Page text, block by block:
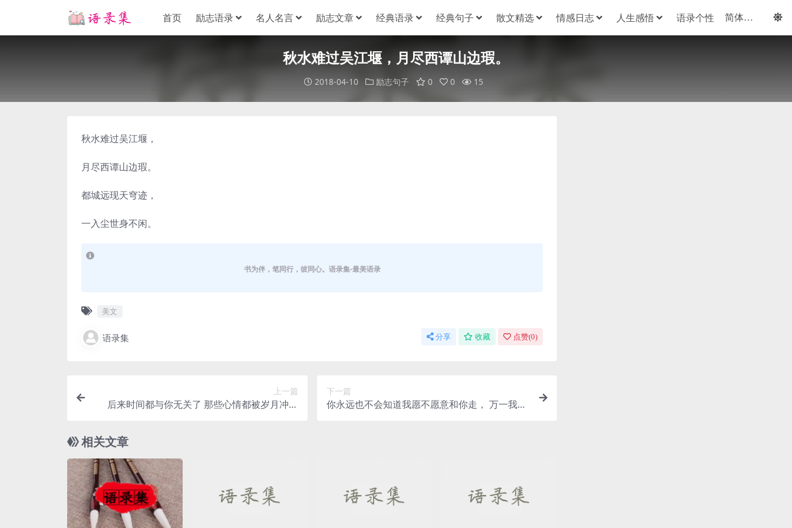
首页 励志语录 名人名言 励志文章 经典语录 经典句子 散文精选 情感日志 人生感悟 语录个性
秋水难过吴江堰，月尽西谭山边瑕。
2018-04-10 励志句子 0 0 15
秋水难过吴江堰，
月尽西谭山边瑕。
都城远现天穹迹，
一入尘世身不闲。
书为伴，笔同行，彼同心。语录集-最美语录
美文
语录集 分享 收藏 点赞(0)
上一篇
后来时间都与你无关了 那些心情都被岁月冲淡
下一篇
你永远也不会知道我愿不愿意和你走， 万一我愿
相关文章